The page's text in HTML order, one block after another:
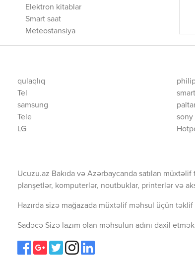
Elektron kitablar
Smart saat
Meteostansiya
qulaqlıq
Tel
samsung
Tele
LG
smart
sony
Ucuzu.az Bakıda və Azərbaycanda satılan
planşetlər, komputerlər, noutbuklar, printerlər və
Hazırda sizə mağazada müxtəlif məhsul üçün
Sadəcə Sizə lazım olan məhsulun adını daxil